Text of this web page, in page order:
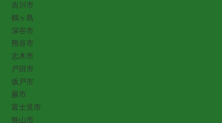
吉川市
鶴ヶ島
深谷市
熊谷市
志木市
戸田市
坂戸市
蕨市
富士見市
狭山市